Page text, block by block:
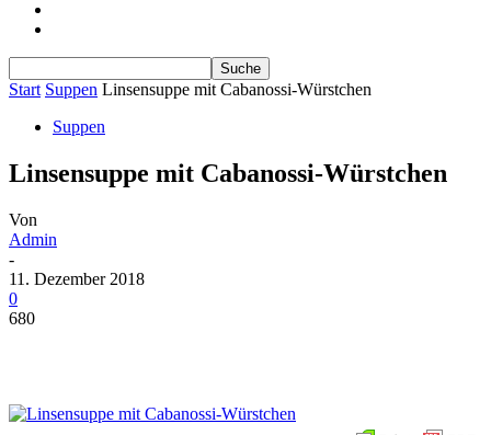
Start Suppen Linsensuppe mit Cabanossi-Würstchen
Suppen
Linsensuppe mit Cabanossi-Würstchen
Von
Admin
-
11. Dezember 2018
0
680